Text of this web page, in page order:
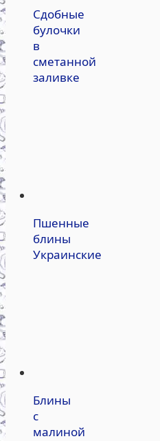
Сдобные
булочки
в
сметанной
заливке
Пшенные
блины
Украинские
Блины
с
малиной